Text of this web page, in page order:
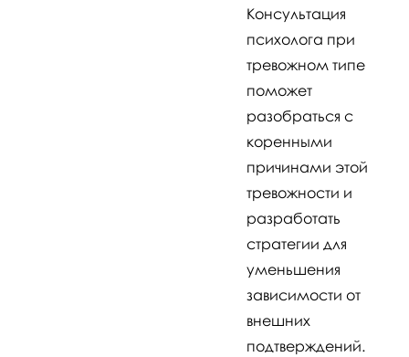
Консультация
психолога при
тревожном типе
поможет
разобраться с
коренными
причинами этой
тревожности и
разработать
стратегии для
уменьшения
зависимости от
внешних
подтверждений.